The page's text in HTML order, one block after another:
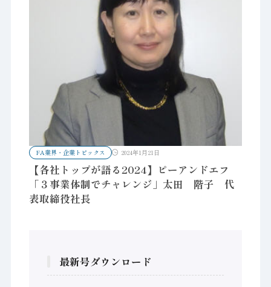
FA業界・企業トピックス 2024年1月21日
【各社トップが語る2024】ピーアンドエフ
「３事業体制でチャレンジ」太田 階子 代
表取締役社長
最新号ダウンロード